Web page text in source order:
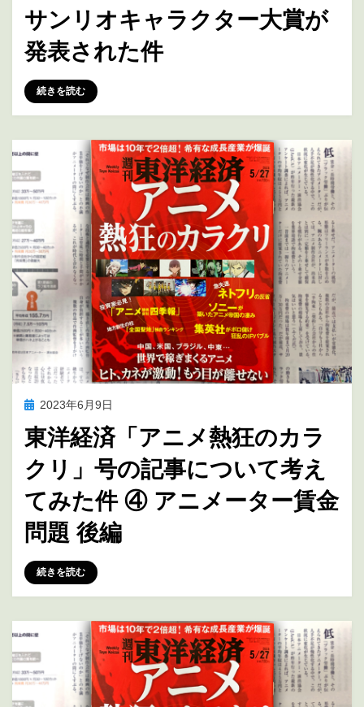
日:
サンリオキャラクター大賞が
発表された件
投稿者marumegane
続きを読む
投
日:
2023年6月9日
東洋経済「アニメ熱狂のカラ
クリ」号の記事について考え
てみた件 ④ アニメーター賃金
問題 後編
投稿者marumegane
続きを読む